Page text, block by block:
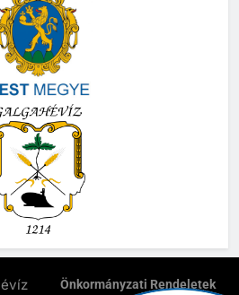
Önkormányzati Rendeletek